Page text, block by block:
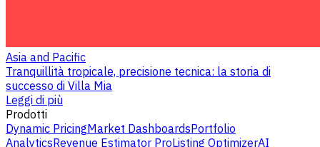
Asia and Pacific
Tranquillità tropicale, precisione tecnica: la storia di
successo di Villa Mia
Leggi di più
Prodotti
Dynamic PricingMarket DashboardsPortfolio
AnalyticsRevenue Estimator ProListing OptimizerAI